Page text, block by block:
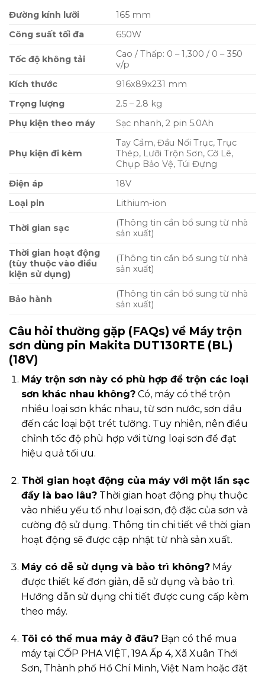
Đường kính lưỡi
165 mm
Công suất tối đa
650W
Tốc độ không tải
Cao / Thấp: 0 – 1,300 / 0 – 350
v/p
Kích thước
916x89x231 mm
Trọng lượng
2.5 – 2.8 kg
Phụ kiện theo máy
Sạc nhanh, 2 pin 5.0Ah
Phụ kiện đi kèm
Tay Cầm, Đầu Nối Trục, Trục
Thép, Lưỡi Trộn Sơn, Cờ Lê,
Chụp Bảo Vệ, Túi Đựng
Điện áp
18V
Loại pin
Lithium-ion
Thời gian sạc
(Thông tin cần bổ sung từ nhà
sản xuất)
Thời gian hoạt động
(tùy thuộc vào điều
kiện sử dụng)
(Thông tin cần bổ sung từ nhà
sản xuất)
Bảo hành
(Thông tin cần bổ sung từ nhà
sản xuất)
Câu hỏi thường gặp (FAQs) về Máy trộn
sơn dùng pin Makita DUT130RTE (BL)
(18V)
Máy trộn sơn này có phù hợp để trộn các loại
sơn khác nhau không?Có, máy có thể trộn
nhiều loại sơn khác nhau, từ sơn nước, sơn dầu
đến các loại bột trét tường. Tuy nhiên, nên điều
chỉnh tốc độ phù hợp với từng loại sơn để đạt
hiệu quả tối ưu.
Thời gian hoạt động của máy với một lần sạc
đầy là bao lâu?Thời gian hoạt động phụ thuộc
vào nhiều yếu tố như loại sơn, độ đặc của sơn và
cường độ sử dụng. Thông tin chi tiết về thời gian
hoạt động sẽ được cập nhật từ nhà sản xuất.
Máy có dễ sử dụng và bảo trì không?Máy
được thiết kế đơn giản, dễ sử dụng và bảo trì.
Hướng dẫn sử dụng chi tiết được cung cấp kèm
theo máy.
Tôi có thể mua máy ở đâu?Bạn có thể mua
máy tại CỐP PHA VIỆT, 19A Ấp 4, Xã Xuân Thới
Sơn, Thành phố Hồ Chí Minh, Việt Nam hoặc đặt